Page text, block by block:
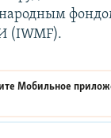
(IWMF).
Мобильное